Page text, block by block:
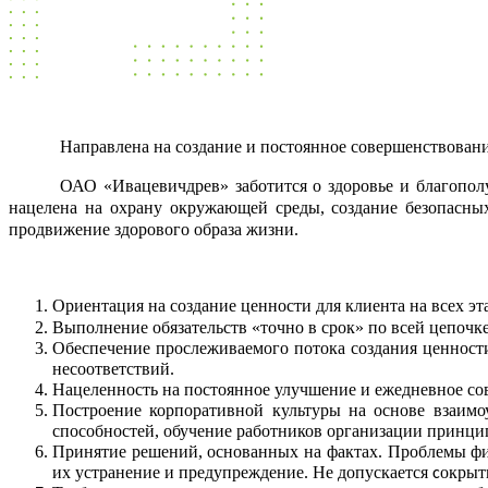
Направлена на создание и постоянное
ОАО «Ивацевичдрев» заботится о здоровье и
нацелена на охрану окружающей среды, создание
продвижение здорового образа жизни.
Ориентация на создание ценности для клиента на всех
Выполнение обязательств «точно в срок» по всей
Обеспечение прослеживаемого потока создания
несоответствий.
Нацеленность на постоянное улучшение и ежедневное
Построение корпоративной культуры на основе
способностей, обучение работников организации
Принятие решений, основанных на фактах. Проблемы
их устранение и предупреждение. Не допускается с